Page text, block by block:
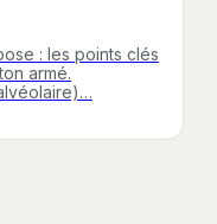
: les points clés
armé.